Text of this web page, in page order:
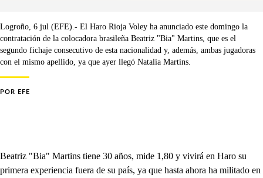
Logroño, 6 jul (EFE).- El Haro Rioja Voley ha anunciado este domingo la
contratación de la colocadora brasileña Beatriz "Bia" Martins, que es el
segundo fichaje consecutivo de esta nacionalidad y, además, ambas jugadoras
con el mismo apellido, ya que ayer llegó Natalia Martins.
POR EFE
Beatriz "Bia" Martins tiene 30 años, mide 1,80 y vivirá en Haro su
primera experiencia fuera de su país, ya que hasta ahora ha militado en